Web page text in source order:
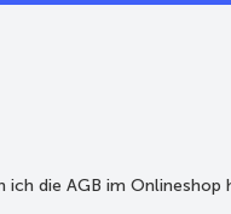
ich die AGB im Onlineshop